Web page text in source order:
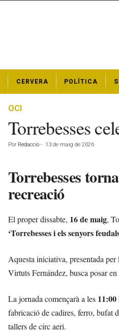
t
CERVERA POLÍTICA
OCI
Torrebesses
Por Redacció - 13 de maig de 2026
Torrebesses
recreació
El proper dissabte, 16 de maig,
‘Torrebesses i els senyors
Aquesta iniciativa, presentada
Virtuts Fernández, busca posar
La jornada començarà a les 11:00
fabricació de cadires, ferro, bufat
tallers de circ aeri.